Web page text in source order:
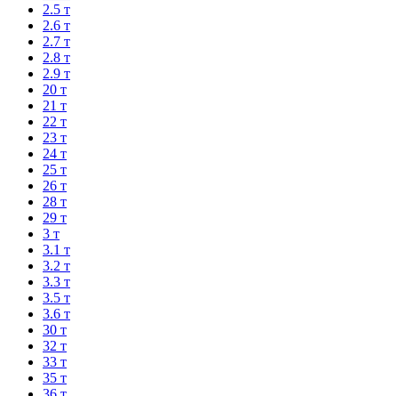
2.5 т
2.6 т
2.7 т
2.8 т
2.9 т
20 т
21 т
22 т
23 т
24 т
25 т
26 т
28 т
29 т
3 т
3.1 т
3.2 т
3.3 т
3.5 т
3.6 т
30 т
32 т
33 т
35 т